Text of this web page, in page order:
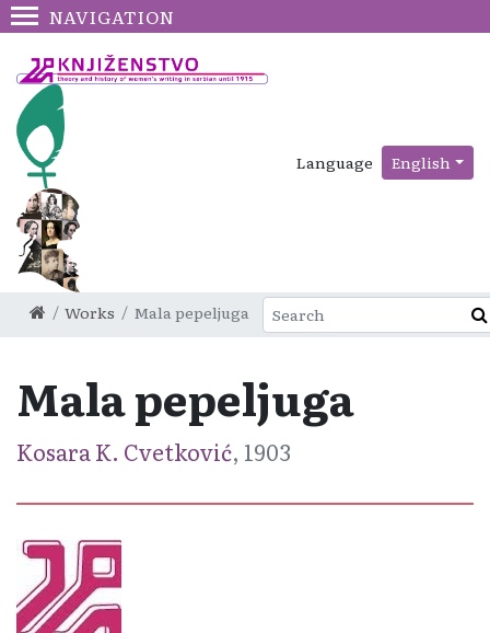
NAVIGATION
Language English
Works Mala pepeljuga
Mala pepeljuga
Kosara K. Cvetković, 1903